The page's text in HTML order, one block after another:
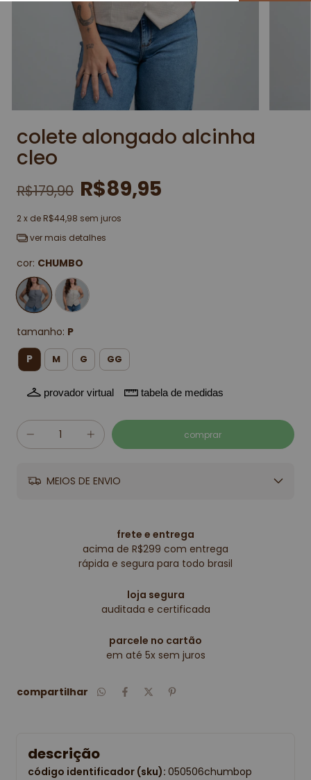
colete alongado alcinha
cleo
R$179,90 R$89,95
2x de R$44,98 sem juros
ver mais detalhes
cor: CHUMBO
tamanho: P
P M G GG
provador virtual tabela de medidas
MEIOS DE ENVIO
frete e entrega
acima de R$299 com entrega
rápida e segura para todo brasil
loja segura
auditada e certificada
parcele no cartão
em até 5x sem juros
compartilhar
descrição
código identificador (sku): 050506chumbop